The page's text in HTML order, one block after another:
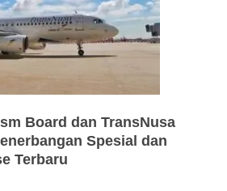
Board dan TransNusa
Spesial dan
Terbaru